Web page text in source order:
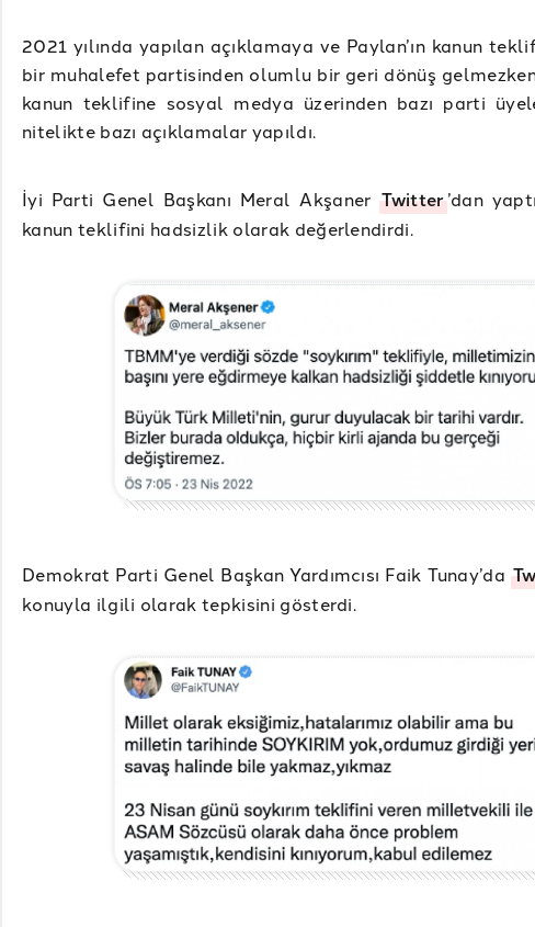
2021 yılında yapılan açıklamaya ve Paylan’ın kanun
bir muhalefet partisinden olumlu bir geri dönüş
kanun teklifine sosyal medya üzerinden bazı parti
nitelikte bazı açıklamalar yapıldı.
İyi Parti Genel Başkanı Meral AkşanerTwitter’dan
kanun teklifini hadsizlik olarak değerlendirdi.
Demokrat Parti Genel Başkan Yardımcısı Faik Tunay’da
konuyla ilgili olarak tepkisini gösterdi.